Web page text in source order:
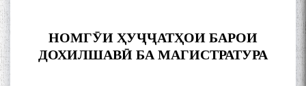
НОМГӮИ ҲУҶҶАТҲОИ БАРОИ
ДОХИЛШАВӢ БА МАГИСТРАТУРА
Муъмин Қаноат\Meeting of
young talents with Mumyin
Kanoat